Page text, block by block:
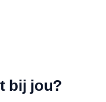
bij jou?